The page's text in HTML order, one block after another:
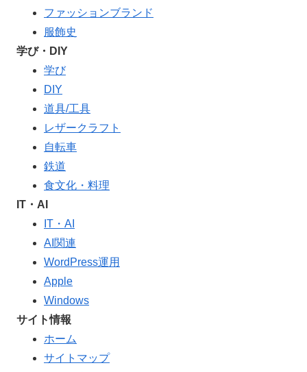
ファッションブランド
服飾史
学び・DIY
学び
DIY
道具/工具
レザークラフト
自転車
鉄道
食文化・料理
IT・AI
IT・AI
AI関連
WordPress運用
Apple
Windows
サイト情報
ホーム
サイトマップ